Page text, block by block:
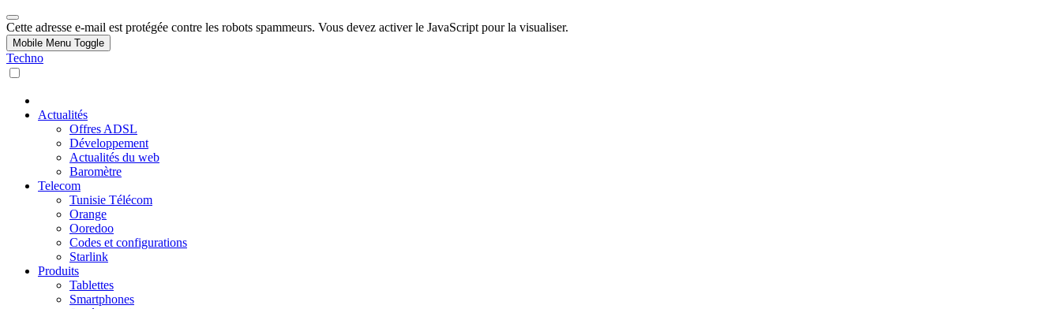
Cette adresse e-mail est protégée contre les robots spammeurs. Vous devez activer le JavaScript pour la visualiser.
Mobile Menu Toggle
Techno
Actualités
Offres ADSL
Développement
Actualités du web
Baromètre
Telecom
Tunisie Télécom
Orange
Ooredoo
Codes et configurations
Starlink
Produits
Tablettes
Smartphones